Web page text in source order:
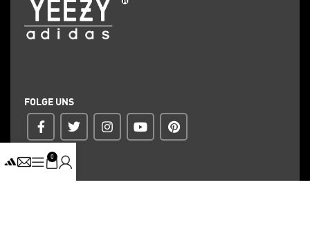
FOLGE UNS
0